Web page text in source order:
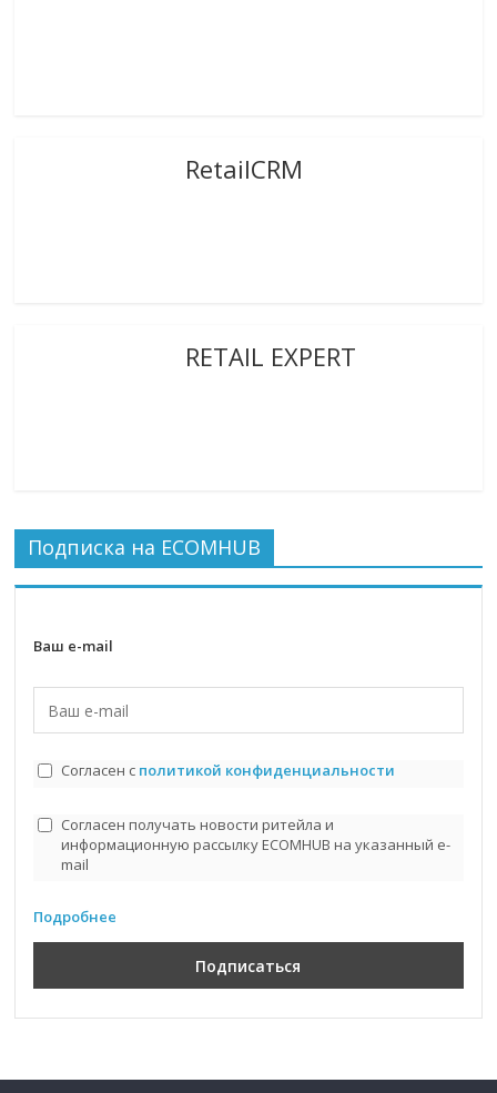
RetailCRM
RETAIL EXPERT
Подписка на ECOMHUB
Ваш e-mail
Согласен с политикой конфиденциальности
Согласен получать новости ритейла и
информационную рассылку ECOMHUB на указанный e-
mail
Подробнее